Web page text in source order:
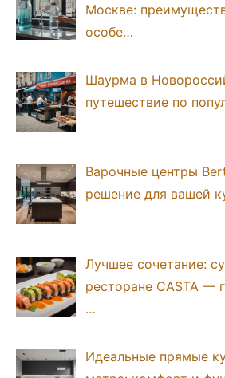
Москве:
особе…
Шаурма в
путешествие по
Варочные центры
решение для вашей
Лучшее сочетание:
ресторане CASTA —
…
Идеальные прямые